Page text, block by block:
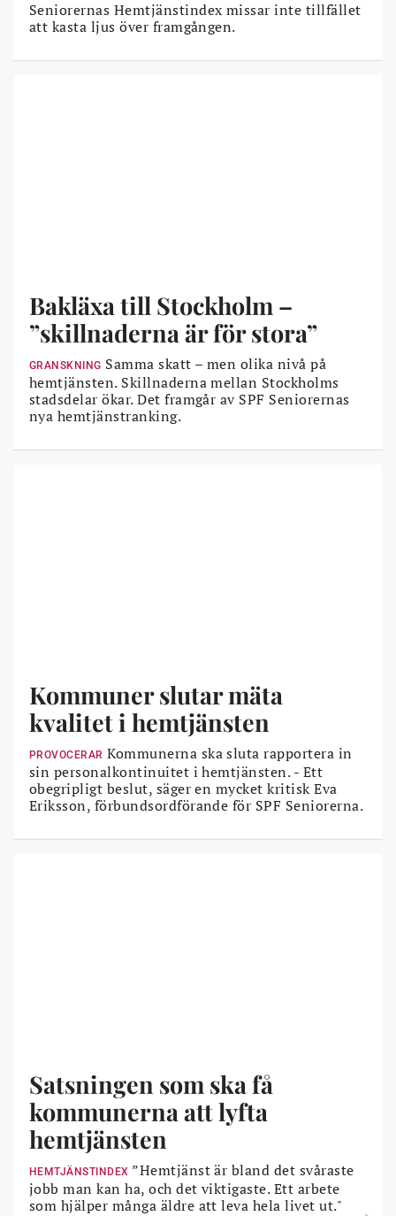
Seniorernas Hemtjänstindex missar inte tillfället
att kasta ljus över framgången.
Bakläxa till Stockholm –
”skillnaderna är för stora”
GRANSKNING Samma skatt – men olika nivå på
hemtjänsten. Skillnaderna mellan Stockholms
stadsdelar ökar. Det framgår av SPF Seniorernas
nya hemtjänstranking.
Kommuner slutar mäta
kvalitet i hemtjänsten
PROVOCERAR Kommunerna ska sluta rapportera in
sin personalkontinuitet i hemtjänsten. - Ett
obegripligt beslut, säger en mycket kritisk Eva
Eriksson, förbundsordförande för SPF Seniorerna.
Satsningen som ska få
kommunerna att lyfta
hemtjänsten
HEMTJÄNSTINDEX ”Hemtjänst är bland det svåraste
jobb man kan ha, och det viktigaste. Ett arbete
som hjälper många äldre att leva hela livet ut."